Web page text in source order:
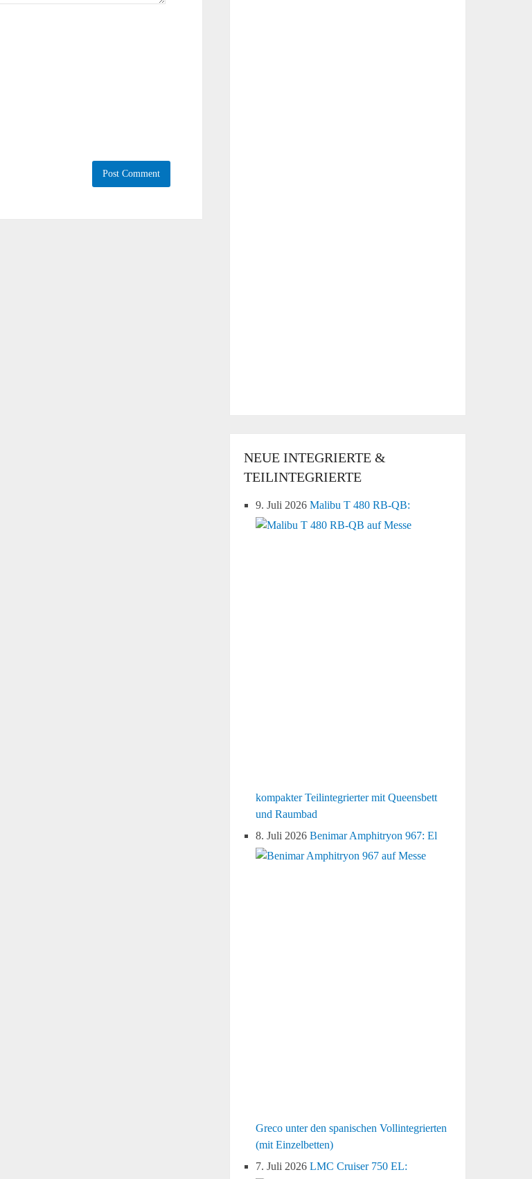
NEUE INTEGRIERTE &
TEILINTEGRIERTE
9. Juli 2026 Malibu T 480 RB-QB:
kompakter Teilintegrierter mit Queensbett
und Raumbad
8. Juli 2026 Benimar Amphitryon 967: El
Greco unter den spanischen Vollintegrierten
(mit Einzelbetten)
7. Juli 2026 LMC Cruiser 750 EL: